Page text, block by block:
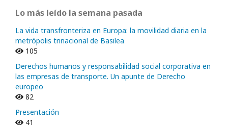
Lo más leído la semana pasada
La vida transfronteriza en Europa: la movilidad diaria en la
metrópolis trinacional de Basilea
105
Derechos humanos y responsabilidad social corporativa en
las empresas de transporte. Un apunte de Derecho
europeo
82
Presentación
41